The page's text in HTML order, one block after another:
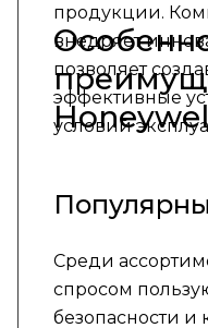
продукции.
внедряет
позволяет
эффективные
условий
Среди
спросом
безопасности и